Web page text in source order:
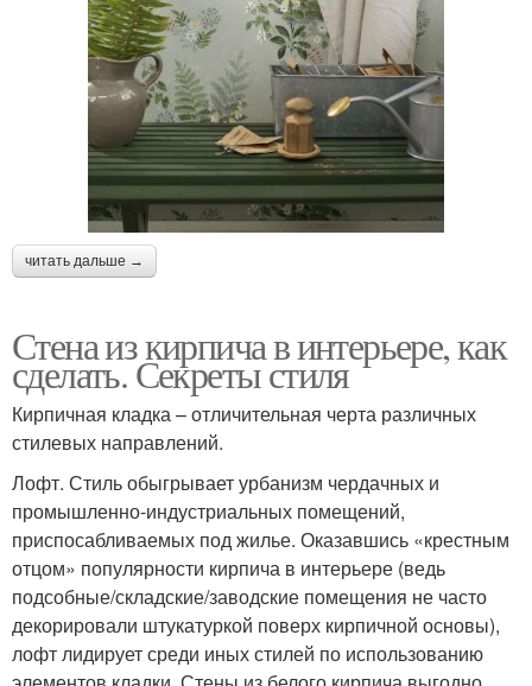
читать дальше →
Стена из кирпича в интерьере, как
сделать. Секреты стиля
Кирпичная кладка – отличительная черта различных
стилевых направлений.
Лофт. Стиль обыгрывает урбанизм чердачных и
промышленно-индустриальных помещений,
приспосабливаемых под жилье. Оказавшись «крестным
отцом» популярности кирпича в интерьере (ведь
подсобные/складские/заводские помещения не часто
декорировали штукатуркой поверх кирпичной основы),
лофт лидирует среди иных стилей по использованию